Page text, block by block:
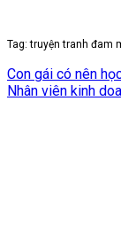
Tag: truyện tranh đam
Con gái có nên
Nhân viên kinh